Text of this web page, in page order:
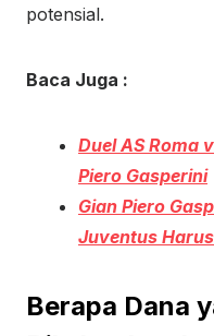
potensial.
Baca Juga :
Duel AS Roma
Piero Gasperini
Gian Piero
Juventus
Berapa Dana